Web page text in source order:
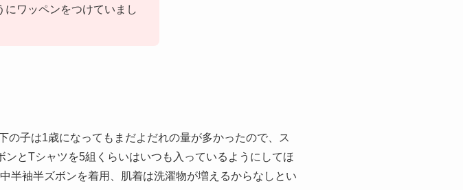
ワッペンをつけていまし
の子は1歳になってもまだよだれの量が多かったので、ス
とTシャツを5組くらいはいつも入っているようにしてほ
半袖半ズボンを着用、肌着は洗濯物が増えるからなしとい